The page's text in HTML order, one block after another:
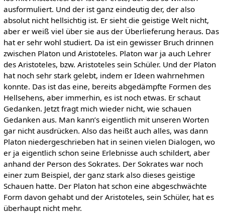
ausformuliert. Und der ist ganz eindeutig der, der also
absolut nicht hellsichtig ist. Er sieht die geistige Welt nicht,
aber er weiß viel über sie aus der Überlieferung heraus. Das
hat er sehr wohl studiert. Da ist ein gewisser Bruch drinnen
zwischen Platon und Aristoteles. Platon war ja auch Lehrer
des Aristoteles, bzw. Aristoteles sein Schüler. Und der Platon
hat noch sehr stark gelebt, indem er Ideen wahrnehmen
konnte. Das ist das eine, bereits abgedämpfte Formen des
Hellsehens, aber immerhin, es ist noch etwas. Er schaut
Gedanken. Jetzt fragt mich wieder nicht, wie schauen
Gedanken aus. Man kann’s eigentlich mit unseren Worten
gar nicht ausdrücken. Also das heißt auch alles, was dann
Platon niedergeschrieben hat in seinen vielen Dialogen, wo
er ja eigentlich schon seine Erlebnisse auch schildert, aber
anhand der Person des Sokrates. Der Sokrates war noch
einer zum Beispiel, der ganz stark also dieses geistige
Schauen hatte. Der Platon hat schon eine abgeschwächte
Form davon gehabt und der Aristoteles, sein Schüler, hat es
überhaupt nicht mehr.